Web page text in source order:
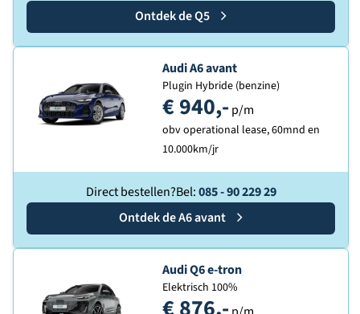
Ontdek deAudi
Q5
Ontdek de
Audi A6 avant
Plugin Hybride (benzine)
€ 940,- p/m
obv operational lease, 60mnd en
10.000km/jr
Direct bestellen?Bel:085 - 90 229 29
Ontdek deAudi
A6 avant
Ontdek de
Audi Q6 e-tron
Elektrisch 100%